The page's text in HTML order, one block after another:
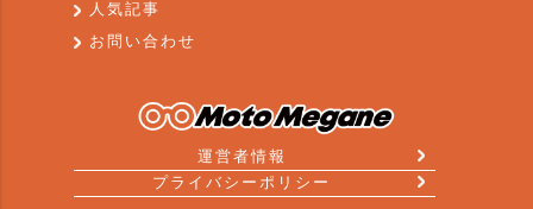
運営者情報
プライバシーポリシー
人気記事
お問い合わせ